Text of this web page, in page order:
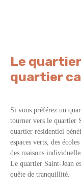
Le
quartier
Si vous préférez un
tourner vers le quartier
quartier résidentiel
espaces verts, des
des maisons
Le quartier Saint-Jean
quête de tranquillité.